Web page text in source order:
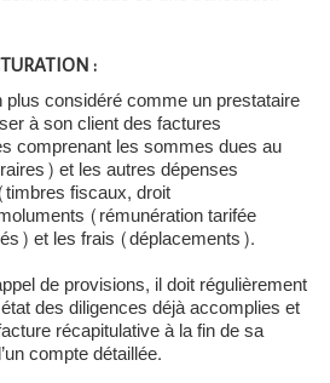
:
à son client des factures
comprenant les sommes dues au
et les autres dépenses
fiscaux, droit
(rémunération tarifée
et les frais (déplacements).
de provisions, il doit régulièrement
des diligences déjà accomplies et
récapitulative à la fin de sa
compte détaillée.